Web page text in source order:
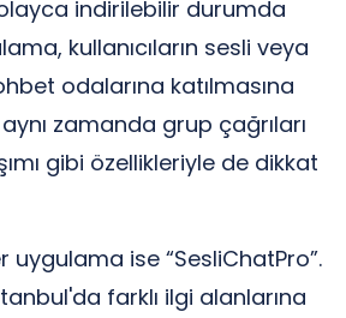
indirilebilir durumda
kullanıcıların sesli veya
odalarına katılmasına
zamanda grup çağrıları
gibi özellikleriyle de dikkat
uygulama ise “SesliChatPro”.
farklı ilgi alanlarına